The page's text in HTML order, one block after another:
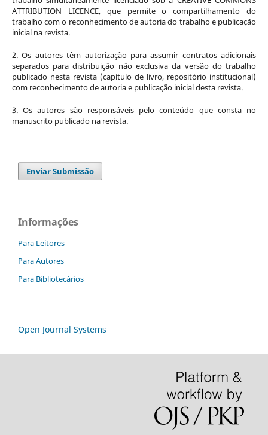
ATTRIBUTION LICENCE, que permite o compartilhamento do
trabalho com o reconhecimento de autoria do trabalho e publicação
inicial na revista.
2. Os autores têm autorização para assumir contratos adicionais
separados para distribuição não exclusiva da versão do trabalho
publicado nesta revista (capítulo de livro, repositório institucional)
com reconhecimento de autoria e publicação inicial desta revista.
3. Os autores são responsáveis pelo conteúdo que consta no
manuscrito publicado na revista.
Enviar Submissão
Informações
Para Leitores
Para Autores
Para Bibliotecários
Open Journal Systems